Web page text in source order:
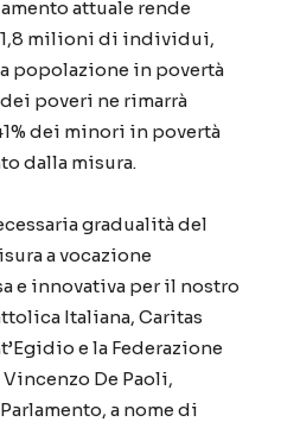
attuale rende
milioni di individui,
popolazione in povertà
poveri ne rimarrà
dei minori in povertà
dalla misura.
gradualità del
a vocazione
e innovativa per il nostro
Italiana, Caritas
e la Federazione
De Paoli,
a nome di